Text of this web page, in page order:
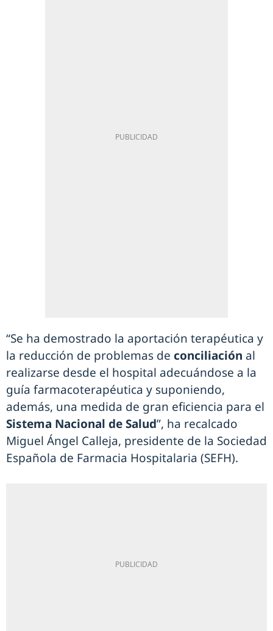
“Se ha demostrado la aportación terapéutica y
la reducción de problemas de conciliación al
realizarse desde el hospital adecuándose a la
guía farmacoterapéutica y suponiendo,
además, una medida de gran eficiencia para el
Sistema Nacional de Salud”, ha recalcado
Miguel Ángel Calleja, presidente de la Sociedad
Española de Farmacia Hospitalaria (SEFH).